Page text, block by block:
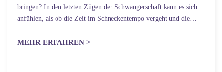
bringen? In den letzten Zügen der Schwangerschaft kann es sich
anfühlen, als ob die Zeit im Schneckentempo vergeht und die
MEHR ERFAHREN >